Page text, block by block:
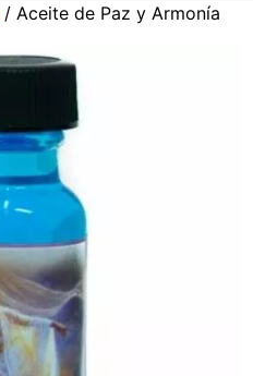
/ Aceite de Paz y Armonía